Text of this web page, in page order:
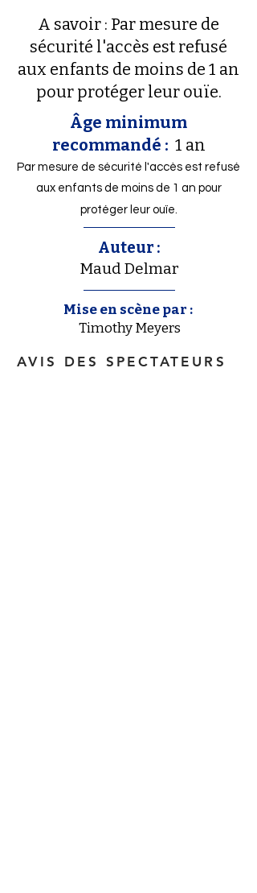
A savoir : Par mesure de
sécurité l'accès est refusé
aux enfants de moins de 1 an
pour protéger leur ouïe.
Âge minimum
recommandé : 1 an
Par mesure de sécurité l'accès est refusé
aux enfants de moins de 1 an pour
protéger leur ouïe.
Auteur :
Maud Delmar
Mise en scène par :
Timothy Meyers
AVIS DES SPECTATEURS